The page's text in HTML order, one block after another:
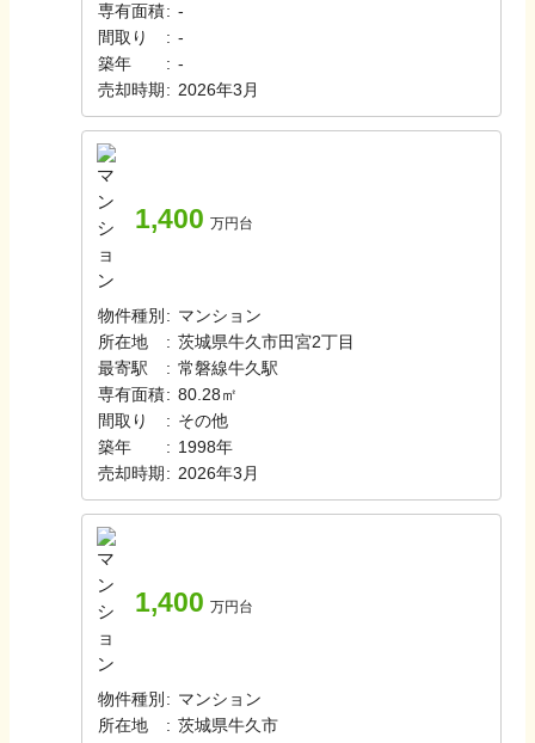
専有面積: -
間取り
: -
築年
: -
売却時期 : 2026年3月
1,400 万円台
物件種別 : マンション
所在地
: 茨城県牛久市田宮2丁目
最寄駅
: 常磐線牛久駅
専有面積: 80.28㎡
間取り
: その他
築年
: 1998年
売却時期 : 2026年3月
1,400 万円台
物件種別 : マンション
所在地
: 茨城県牛久市